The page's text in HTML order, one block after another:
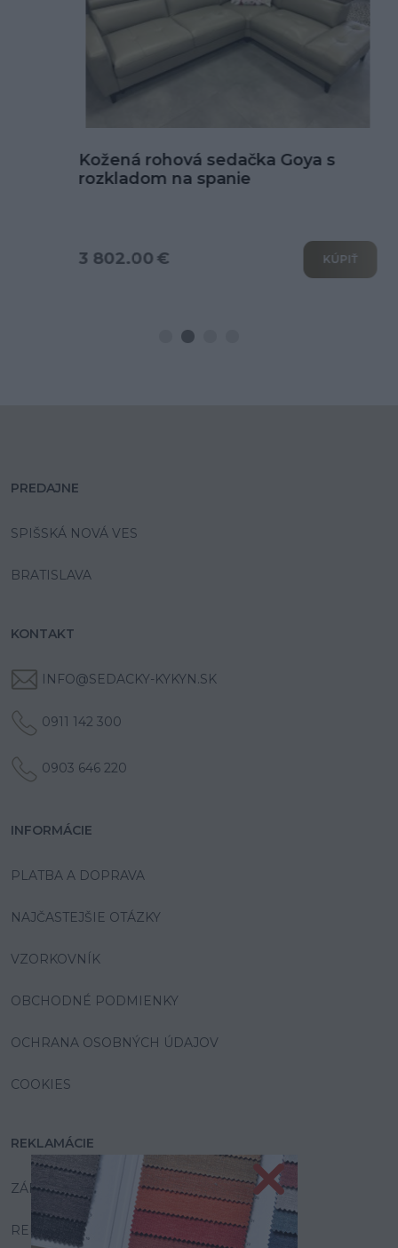
Kožená rohová sedačka Goya s
rozkladom na spanie
3 802.00 € KÚPIŤ
PREDAJNE
SPIŠSKÁ NOVÁ VES
BRATISLAVA
KONTAKT
INFO@SEDACKY-KYKYN.SK
0911 142 300
0903 646 220
INFORMÁCIE
PLATBA A DOPRAVA
NAJČASTEJŠIE OTÁZKY
VZORKOVNÍK
OBCHODNÉ PODMIENKY
OCHRANA OSOBNÝCH ÚDAJOV
COOKIES
REKLAMÁCIE
ZÁRUKA A SERVIS
REKLAMAČNÝ PORIADOK